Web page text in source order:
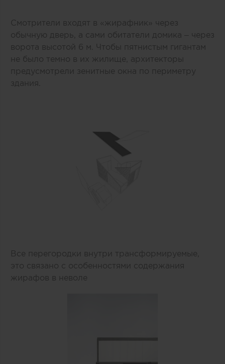
Смотрители входят в «жирафник» через
обычную дверь, а сами обитатели домика – через
ворота высотой 6 м. Чтобы пятнистым гигантам
не было темно в их жилище, архитекторы
предусмотрели зенитные окна по периметру
здания.
Все перегородки внутри трансформируемые,
это связано с особенностями содержания
жирафов в неволе